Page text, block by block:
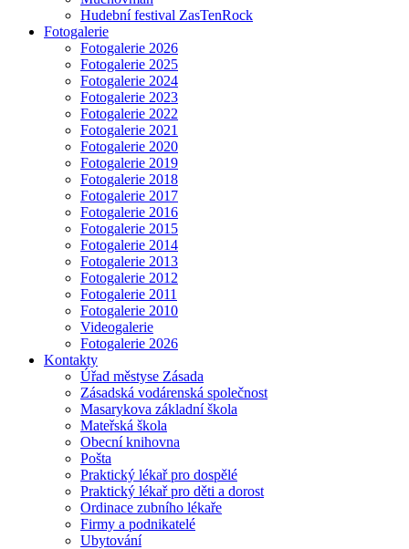
Hudební festival ZasTenRock
Fotogalerie
Fotogalerie 2026
Fotogalerie 2025
Fotogalerie 2024
Fotogalerie 2023
Fotogalerie 2022
Fotogalerie 2021
Fotogalerie 2020
Fotogalerie 2019
Fotogalerie 2018
Fotogalerie 2017
Fotogalerie 2016
Fotogalerie 2015
Fotogalerie 2014
Fotogalerie 2013
Fotogalerie 2012
Fotogalerie 2011
Fotogalerie 2010
Videogalerie
Fotogalerie 2026
Kontakty
Úřad městyse Zásada
Zásadská vodárenská společnost
Masarykova základní škola
Mateřská škola
Obecní knihovna
Pošta
Praktický lékař pro dospělé
Praktický lékař pro děti a dorost
Ordinace zubního lékaře
Firmy a podnikatelé
Ubytování